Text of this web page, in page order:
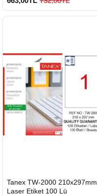
900 TL Üzeri Kargo Ücretsiz
GÖNDERİ
Tanex TW-2000 210x297mm
Laser Etiket 100 Lü